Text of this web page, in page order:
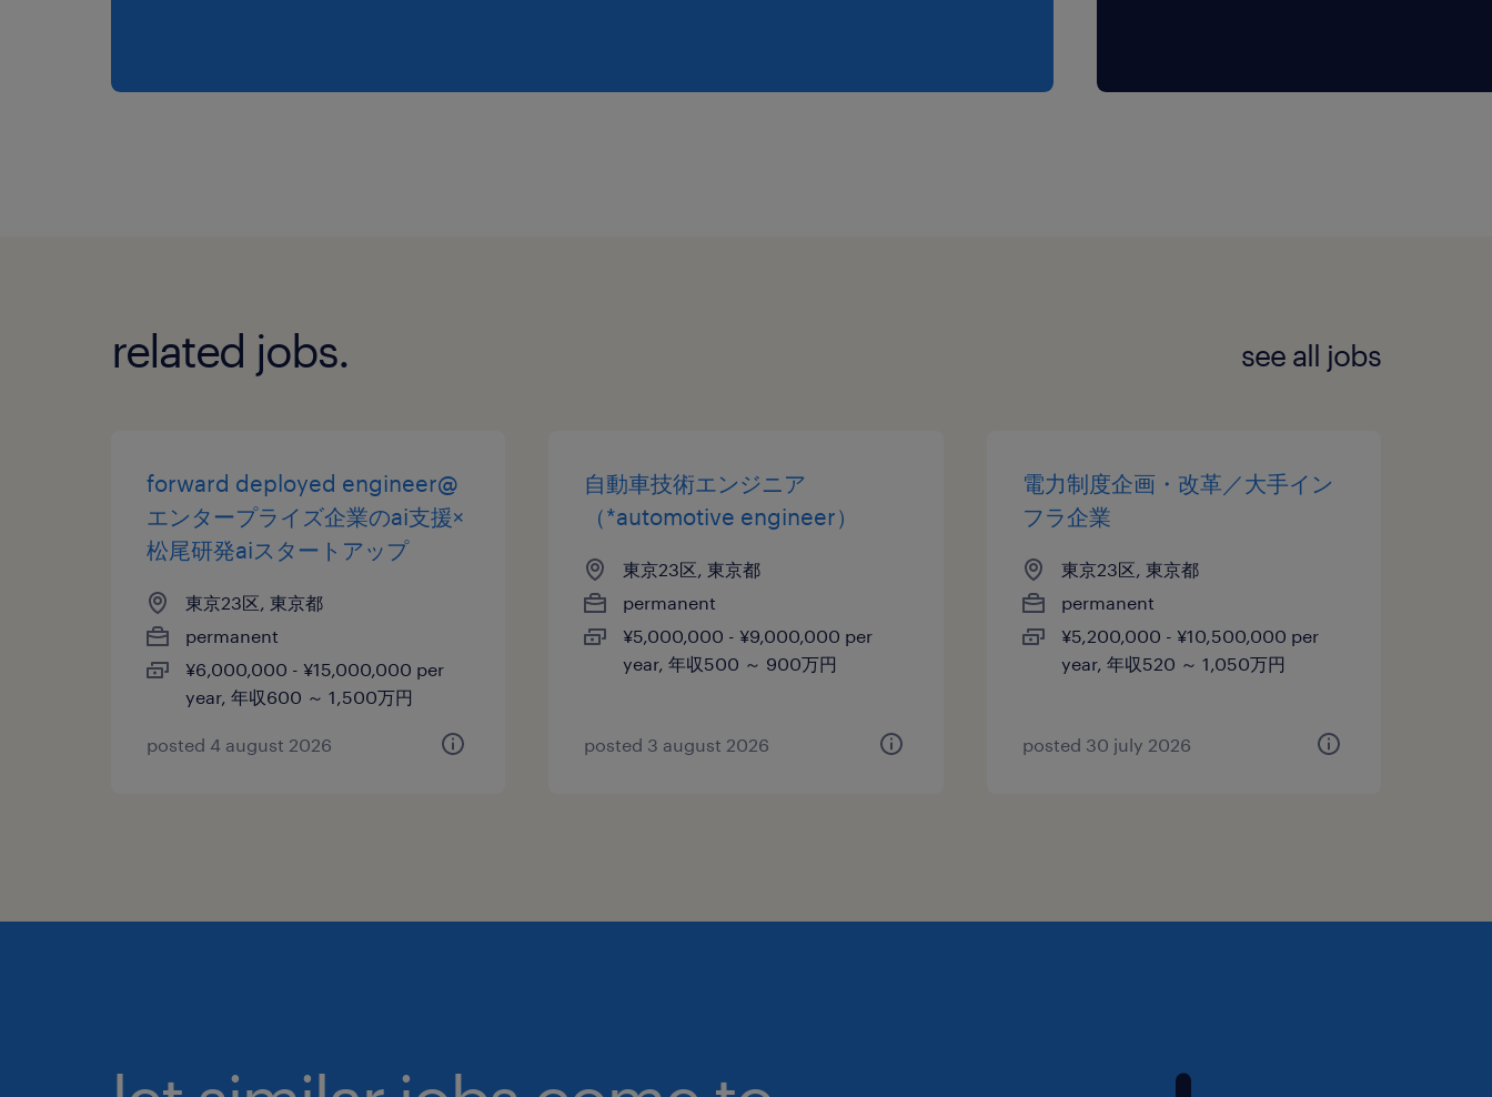
related jobs. see all jobs
forward deployed engineer@
エンタープライズ企業のai支援×
松尾研発aiスタートアップ
東京23区, 東京都
permanent
¥6,000,000 - ¥15,000,000 per
year, 年収600 ～ 1,500万円
posted 4 august 2026
自動車技術エンジニア
（*automotive engineer）
東京23区, 東京都
permanent
¥5,000,000 - ¥9,000,000 per
year, 年収500 ～ 900万円
posted 3 august 2026
電力制度企画・改革／大手イン
フラ企業
東京23区, 東京都
permanent
¥5,200,000 - ¥10,500,000 per
year, 年収520 ～ 1,050万円
posted 30 july 2026